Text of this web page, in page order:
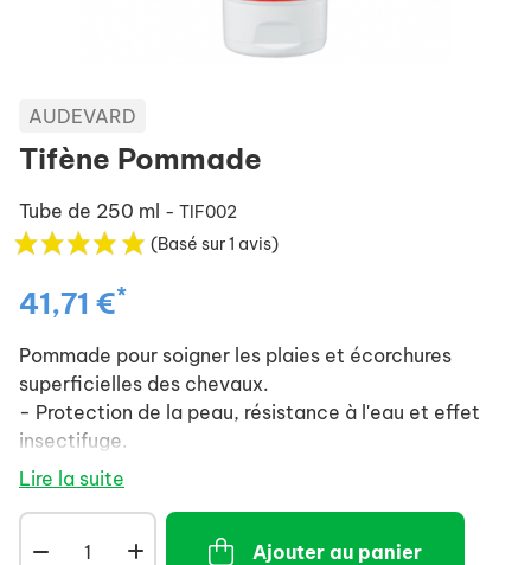
AUDEVARD
Tifène Pommade
Tube de 250 ml - TIF002
(Basé sur 1 avis)
41,71 €*
Pommade pour soigner les plaies et écorchures
superficielles des chevaux.
- Protection de la peau, résistance à l'eau et effet
insectifuge.
- Action apaisante, antiseptique et cicatrisante.
Lire la suite
Ajouter au panier